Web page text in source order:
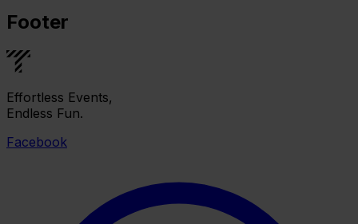
Footer
Effortless Events,
Endless Fun.
Facebook